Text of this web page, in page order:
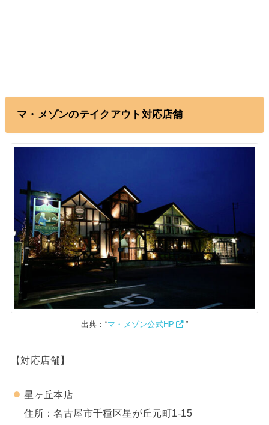
マ・メゾンのテイクアウト対応店舗
出典：“マ・メゾン公式HP ”
【対応店舗】
星ヶ丘本店
住所：名古屋市千種区星が丘元町1-15